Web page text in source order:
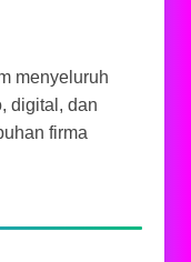
menyeluruh
digital, dan
firma